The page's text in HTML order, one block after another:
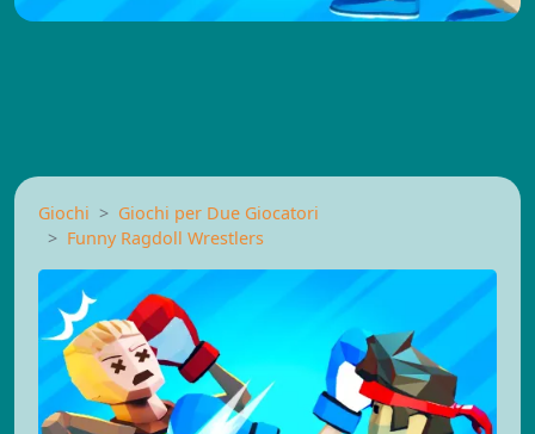
Giochi
Giochi per Due Giocatori
Funny Ragdoll Wrestlers